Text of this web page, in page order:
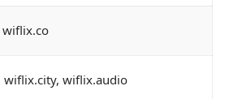
wiflix.audio